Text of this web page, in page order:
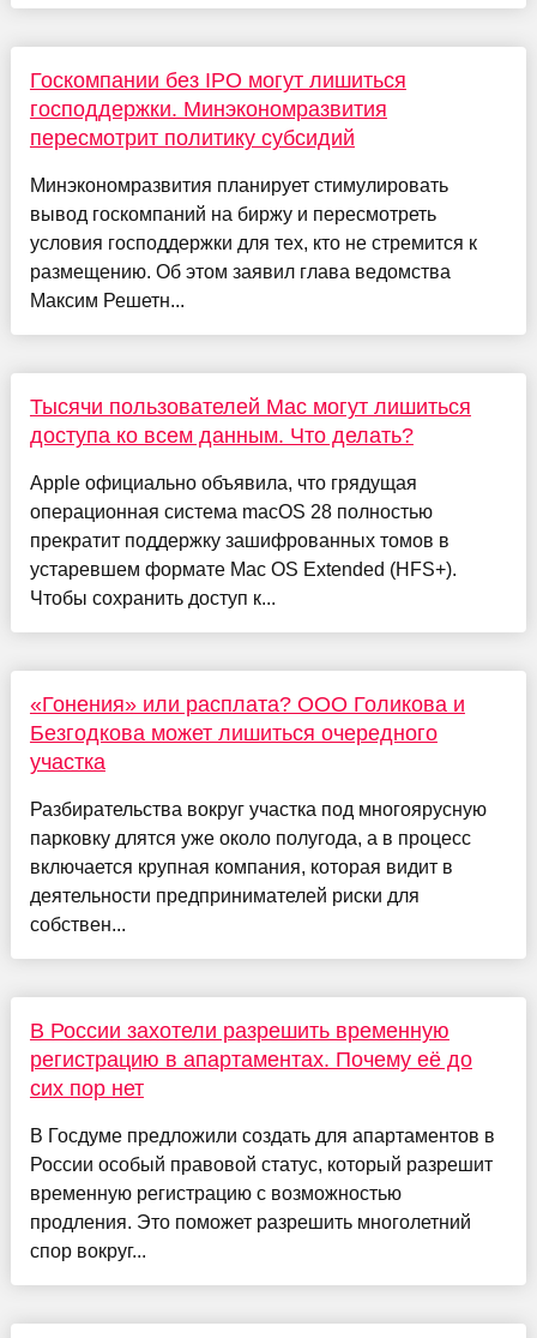
Госкомпании без IPO могут лишиться
господдержки. Минэкономразвития
пересмотрит политику субсидий
Минэкономразвития планирует стимулировать
вывод госкомпаний на биржу и пересмотреть
условия господдержки для тех, кто не стремится к
размещению. Об этом заявил глава ведомства
Максим Решетн...
Тысячи пользователей Mac могут лишиться
доступа ко всем данным. Что делать?
Apple официально объявила, что грядущая
операционная система macOS 28 полностью
прекратит поддержку зашифрованных томов в
устаревшем формате Mac OS Extended (HFS+).
Чтобы сохранить доступ к...
«Гонения» или расплата? ООО Голикова и
Безгодкова может лишиться очередного
участка
Разбирательства вокруг участка под многоярусную
парковку длятся уже около полугода, а в процесс
включается крупная компания, которая видит в
деятельности предпринимателей риски для
собствен...
В России захотели разрешить временную
регистрацию в апартаментах. Почему её до
сих пор нет
В Госдуме предложили создать для апартаментов в
России особый правовой статус, который разрешит
временную регистрацию с возможностью
продления. Это поможет разрешить многолетний
спор вокруг...